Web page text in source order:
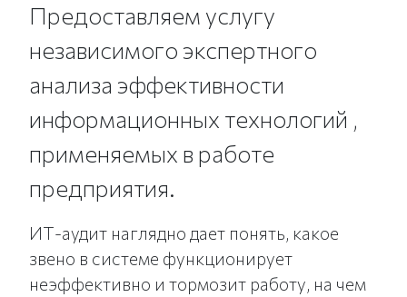
Предоставляем услугу
независимого экспертного
анализа эффективности
информационных технологий ,
применяемых в работе
предприятия.
ИТ-аудит наглядно дает понять, какое
звено в системе функционирует
неэффективно и тормозит работу, на чем